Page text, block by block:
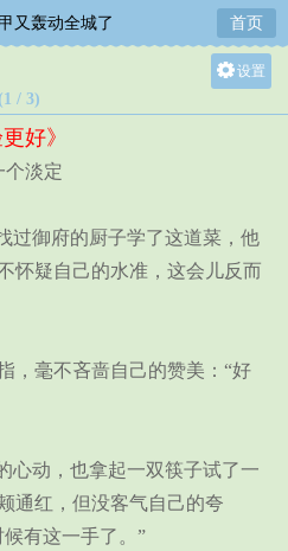
又轰动全城了 首页
设置
/ 3)
好》
淡定
御府的厨子学了这道菜，他
怀疑自己的水准，这会儿反而
毫不吝啬自己的赞美：“好
动，也拿起一双筷子试了一
通红，但没客气自己的夸
有这一手了。”